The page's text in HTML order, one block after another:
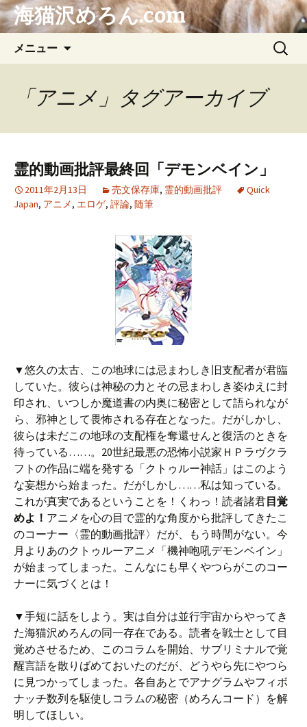
海猫沢めろん.com
メニュー
ン
ツ
ッ
プ
検
「アニメ」タグアーカイブ
霊的動画批評最終回「デモンベイン」
2011年2月13日 売文保存庫, 霊的動画批評
Quick
Japan, アニメ, エロゲ, 評論, 随筆
▼悠久の太古、この地球には忌まわしき旧支配者が君臨
していた。彼らは神秘の力とその忌まわしき姿ゆえに封
印され、いつしか魔道書の内奥に秘密として語られなが
ら、邪神として畏怖される存在となった。だがしかし、
彼らは未だこの地球の支配権を奪還せんと復活のときを
待っている……。20世紀最悪の恐怖小説家ＨＰラヴクラ
フトの作品に端を発する「クトゥルー神話」はこのよう
な妄想から始まった。だがしかし……私は知っている。
これが真実であるということを！くわっ！読者諸君目覚
めよ！ アニメを心の目で霊的な角度から批評してきたこ
のコーナー〈霊的動画批評〉だが、もう時間がない。今
月よりあのクトゥルーアニメ「機神咆吼デモンベイン」
が始まってしまった。こんなにも早くやつらがこのコー
ナーに気づくとは！
▼手短に話をしよう。実は自分は並行宇宙からやってき
た海猫沢めろんの同一存在である。読者を戦士として目
覚めさせるため、このコラムを開始、サブリミナルで覚
醒言語を散りばめておいたのだが、どうやら先にやつら
に見つかってしまった。各自あとでアナグラムやフィボ
ナッチ数列を駆使しコラムの秘密（めろんコード）を解
明してほしい。